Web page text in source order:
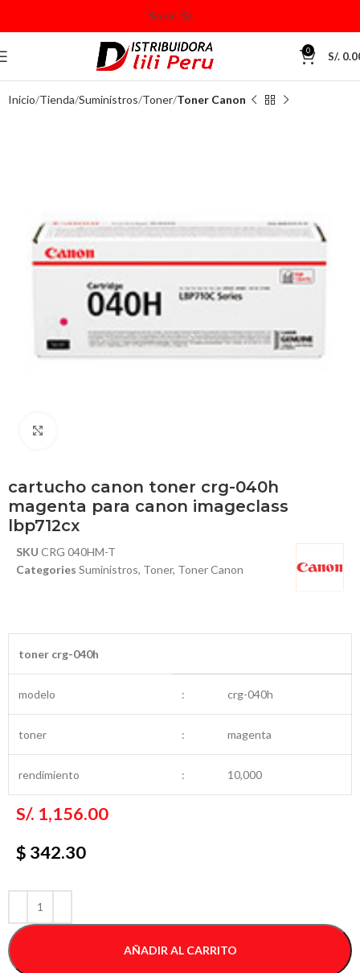
0 S/.
Inicio Tienda Suministros Toner Toner Canon
cartucho canon toner crg-040h
magenta para canon imageclass
lbp712cx
SKU CRG 040HM-T
Categories Suministros, Toner, Toner Canon
toner crg-040h
modelo : crg-040h
toner : magenta
rendimiento : 10,000
S/. 1,156.00
$ 342.30
AÑADIR AL CARRITO